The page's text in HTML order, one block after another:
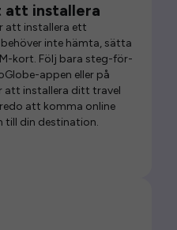
att installera
att installera ett
behöver inte hämta, sätta
kort. Följ bara steg-för-
appen eller på
att installera ditt travel
redo att komma online
till din destination.